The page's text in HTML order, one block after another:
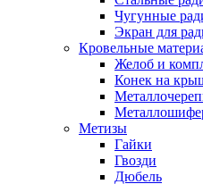
Чугунные
Экран для
Кровельные
Желоб и
Конек на
Метизы
Гайки
Гвозди
Дюбель